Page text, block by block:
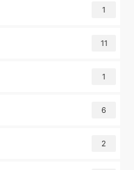
1
11
1
6
2